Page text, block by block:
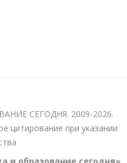
СЕГОДНЯ. 2009-2026.
цитирование при указании